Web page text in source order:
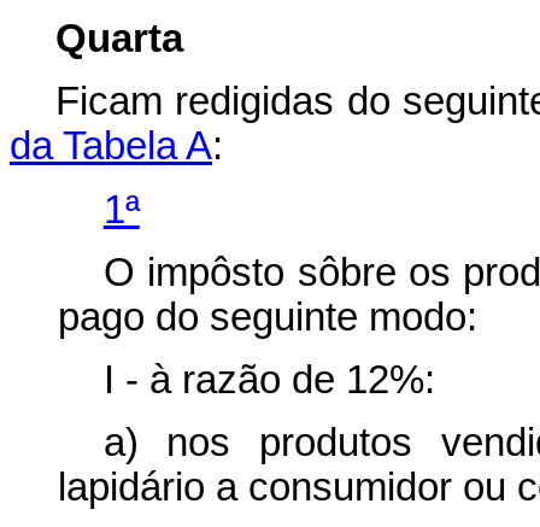
Quarta
Ficam redigidas do
da Tabela A:
1ª
O impôsto sôbre os
pago do seguinte modo:
I - à razão de 12%:
a) nos produtos
lapidário a consumidor ou